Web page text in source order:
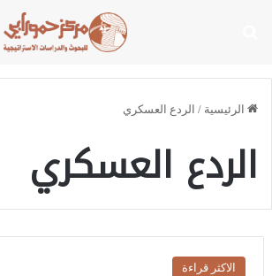
الرئيسية / الردع العسكري
الردع العسكري
الاكثر قراءة